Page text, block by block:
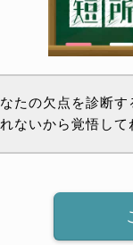
たの欠点を診断
ないから覚悟して